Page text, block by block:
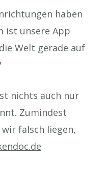
haben
ist unsere App
Welt gerade auf
nichts auch nur
Zumindest
falsch liegen,